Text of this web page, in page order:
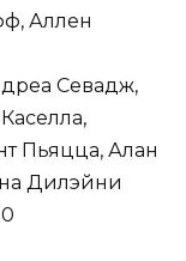
Аллен
Севадж,
Пьяцца, Алан
Дилэйни